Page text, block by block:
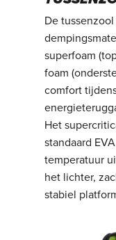
De
superfoam
foam
comfort
Het
standaard
temperatuur
het lichter,
stabiel